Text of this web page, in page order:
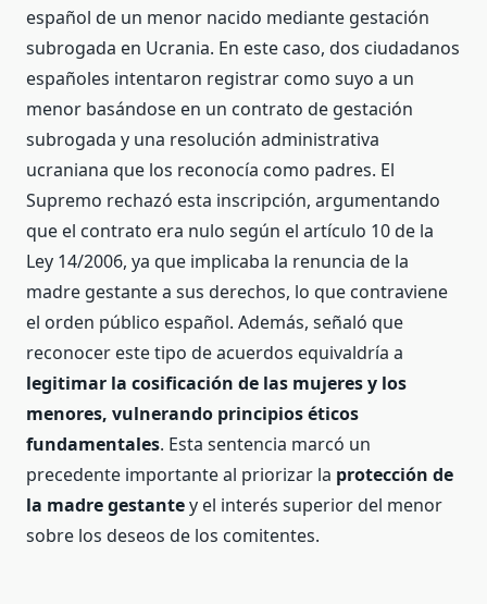
español de un menor nacido mediante gestación
subrogada en Ucrania. En este caso, dos ciudadanos
españoles intentaron registrar como suyo a un
menor basándose en un contrato de gestación
subrogada y una resolución administrativa
ucraniana que los reconocía como padres. El
Supremo rechazó esta inscripción, argumentando
que el contrato era nulo según el artículo 10 de la
Ley 14/2006, ya que implicaba la renuncia de la
madre gestante a sus derechos, lo que contraviene
el orden público español. Además, señaló que
reconocer este tipo de acuerdos equivaldría a
legitimar la cosificación de las mujeres y los
menores, vulnerando principios éticos
fundamentales. Esta sentencia marcó un
precedente importante al priorizar la protección de
la madre gestantey el interés superior del menor
sobre los deseos de los comitentes.